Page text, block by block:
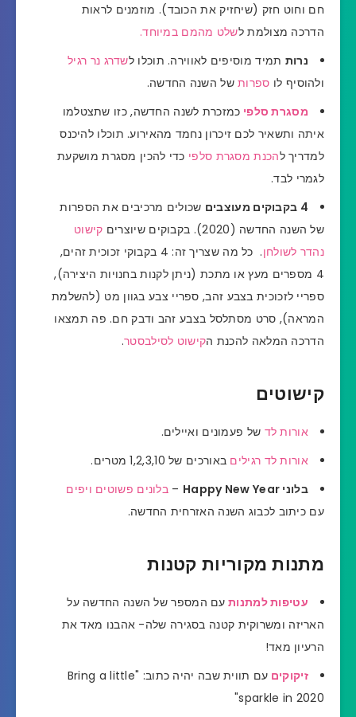
חם וחוט חזק (שיחזיק את הכובד). מוזמנים לראות
הדרכה מצולמת לשלט מהמם במיוחד.
נרות תמיד מוסיפים לאווירה. תוכלו לשדרג נר רגיל
ולהוסיף לו ספרותשל השנה החדשה.
מסגרת סלפי כמזכרת לשנה החדשה, כזו שתצטלמו
איתה ותשאיר לכם זיכרון נחמד מהאירוע. תוכלו להיכנס
למדריך להכנת מסגרת סלפי כדי להכין מסגרת מושקעת
לגמרי לבד.
4 בקבוקים מעוצבים
שכולים מרכיבים את הספרות
של השנה החדשה (2020). בקבוקים שיוצרים
קישוט
נהדר לשולחן. כל מה שצריך זה:
4 בקבוקי זכוכית זהים,
4 מספרים מעץ או מתכת (ניתן לקנות בחנויות היצירה),
ספריי לזכוכית בצבע זהב, ספריי צבע בגוון מט (להשלמת
המראה), סרט מסתלסל בצבע זהב ודבק חם. פה תמצאו
הדרכה המלאה להכנת הקישוט לסילבסטר.
קישוטים
אורות לד של פעמונים ואיילים.
אורות לד רגילים באורכים של 1,2,3,10 מטרים.
בלוני Happy New Year
– בלונים פשוטים ויפים
עם כיתוב לכבוג השנה האזרחית החדשה.
מתנות מקוריות קטנות
עטיפות למתנות עם המספר של השנה החדשה על
האריזה ומשרוקית קטנה בסגירה שלה- אהבנו מאד את
הרעיון מאד!
זיקוקים
עם תווית שבה יהיה כתוב: "Bring a little
sparkle in 2020"